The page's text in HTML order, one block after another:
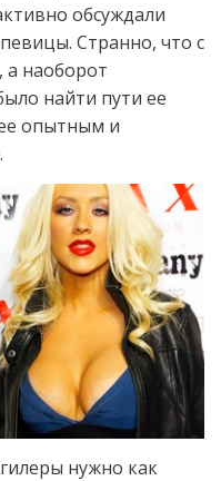
обсуждали
Странно, что с
а наоборот
найти пути ее
опытным и
нужно как